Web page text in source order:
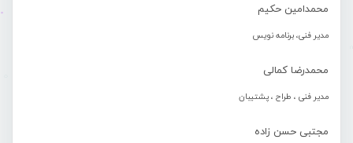
محمدامین حکیم
مدیر فنی، برنامه نویس
محمدرضا کمالی
مدیر فنی ، طراح ، پشتیبان
مجتبی حسن زاده